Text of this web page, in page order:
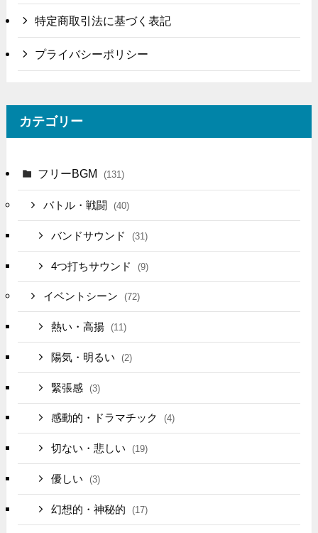
特定商取引法に基づく表記
プライバシーポリシー
カテゴリー
フリーBGM (131)
バトル・戦闘 (40)
バンドサウンド (31)
4つ打ちサウンド (9)
イベントシーン (72)
熱い・高揚 (11)
陽気・明るい (2)
緊張感 (3)
感動的・ドラマチック (4)
切ない・悲しい (19)
優しい (3)
幻想的・神秘的 (17)